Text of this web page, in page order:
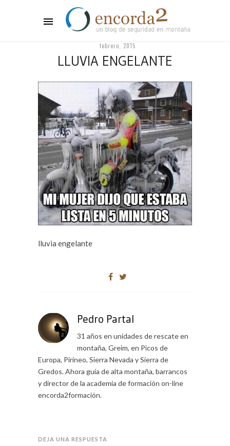
febrero, 2015
LLUVIA ENGELANTE
lluvia engelante
Pedro Partal
31 años en unidades de rescate en
montaña, Greim, en Picos de
Europa, Pirineo, Sierra Nevada y Sierra de
Gredos. Ahora guía de alta montaña, barrancos
y director de la academia de formación on-line
encorda2formación.
DEJA UNA RESPUESTA